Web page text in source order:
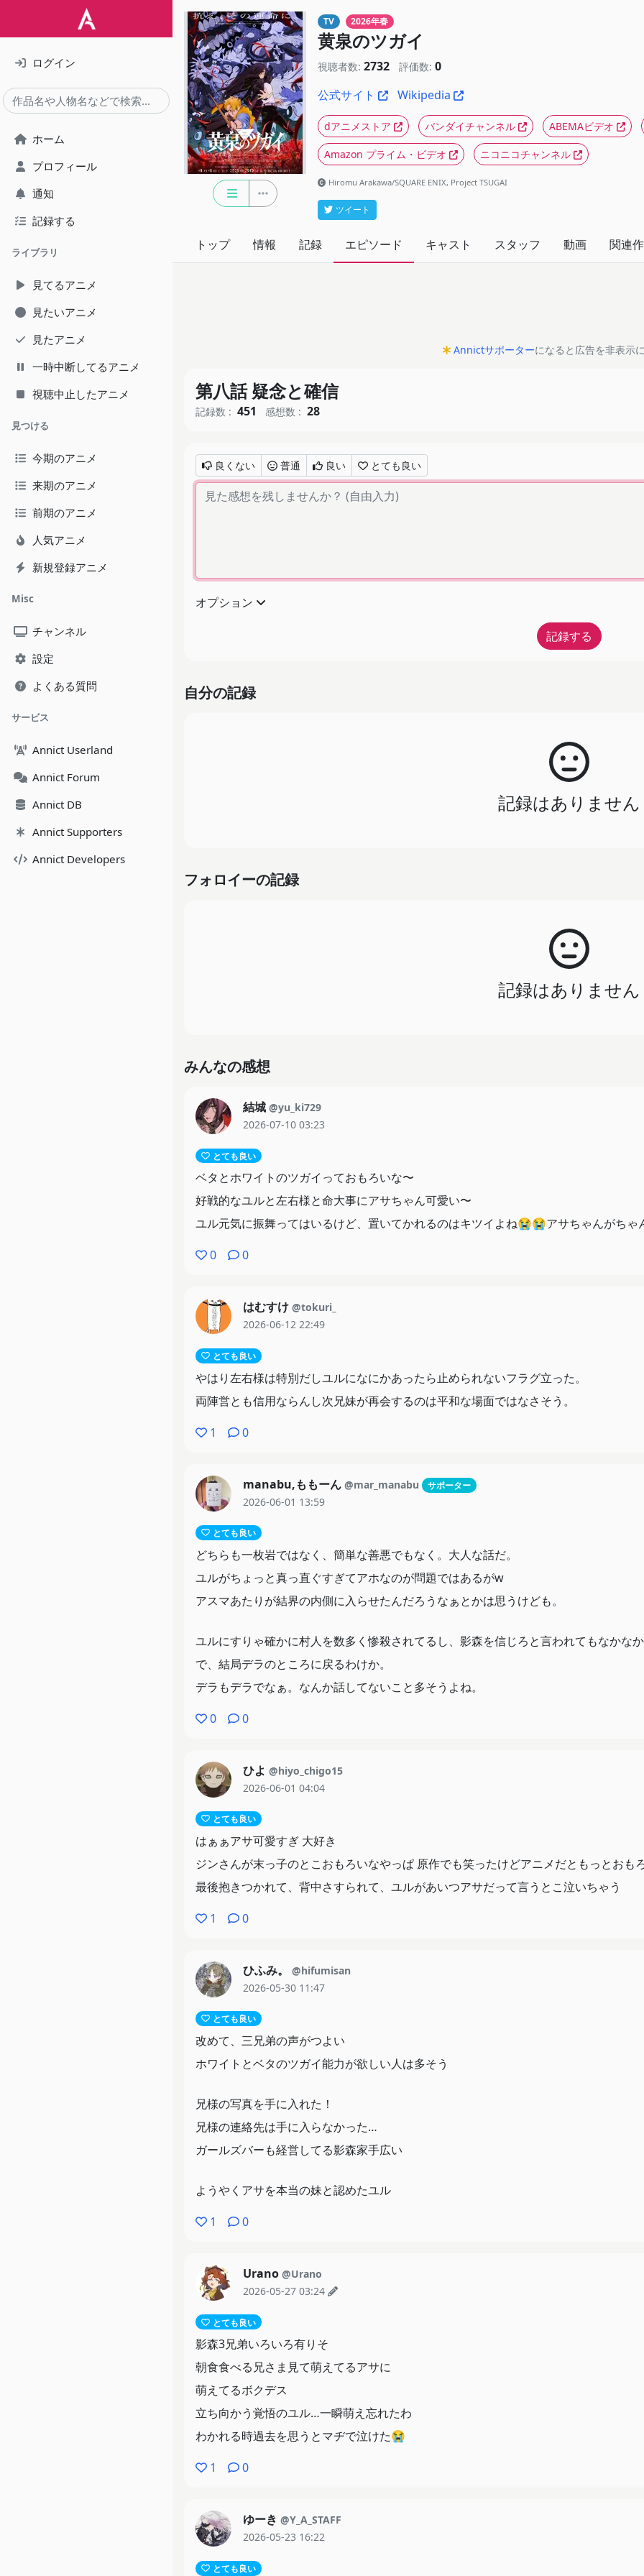
ログイン
ホーム
プロフィール
通知
記録する
ライブラリ
見てるアニメ
見たいアニメ
見たアニメ
一時中断してるアニメ
視聴中止したアニメ
見つける
今期のアニメ
来期のアニメ
前期のアニメ
人気アニメ
新規登録アニメ
Misc
チャンネル
設定
よくある質問
サービス
Annict Userland
Annict Forum
Annict DB
Annict Supporters
Annict Developers
TV 2026年春
黄泉のツガイ
視聴者数: 2732 評価数: 0
公式サイト
Wikipedia
dアニメストア バンダイチャンネル ABEMAビデオ
Amazon プライム・ビデオ ニコニコチャンネル
Hiromu Arakawa/SQUARE ENIX, Project TSUGAI
ツイート
トップ 情報 記録 エピソード キャスト スタッフ 動画 関連
Annictサポーターになると広告を非表示
第八話 疑念と確信
記録数 : 451 感想数 : 28
良くない 普通 良い とても良い
オプション
自分の記録
記録はありません
フォロイーの記録
記録はありません
みんなの感想
結城 @yu_ki729
2026-07-10 03:23
とても良い
ベタとホワイトのツガイっておもろいな〜
好戦的なユルと左右様と命大事にアサちゃん可愛い〜
ユル元気に振舞ってはいるけど、置いてかれるのはキツイよね😭😭アサちゃんがち
0
0
はむすけ @tokuri_
2026-06-12 22:49
とても良い
やはり左右様は特別だしユルになにかあったら止められないフラグ立った。
両陣営とも信用ならんし次兄妹が再会するのは平和な場面ではなさそう。
1
0
manabu,ももーん @mar_manabu サポーター
2026-06-01 13:59
とても良い
どちらも一枚岩ではなく、簡単な善悪でもなく。大人な話だ。
ユルがちょっと真っ直ぐすぎてアホなのが問題ではあるがw
アスマあたりが結界の内側に入らせたんだろうなぁとかは思うけども。
ユルにすりゃ確かに村人を数多く惨殺されてるし、影森を信じろと言われてもなかなか
で、結局デラのところに戻るわけか。
デラもデラでなぁ。なんか話してないこと多そうよね。
0
0
ひよ @hiyo_chigo15
2026-06-01 04:04
とても良い
はぁぁアサ可愛すぎ 大好き
ジンさんが末っ子のとこおもろいなやっぱ 原作でも笑ったけどアニメだともっとおも
最後抱きつかれて、背中さすられて、ユルがあいつアサだって言うとこ泣いちゃう
1
0
ひふみ。
@hifumisan
2026-05-30 11:47
とても良い
改めて、三兄弟の声がつよい
ホワイトとベタのツガイ能力が欲しい人は多そう
兄様の写真を手に入れた！
兄様の連絡先は手に入らなかった…
ガールズバーも経営してる影森家手広い
ようやくアサを本当の妹と認めたユル
1
0
Urano @Urano
2026-05-27 03:24
とても良い
影森3兄弟いろいろ有りそ
朝食食べる兄さま見て萌えてるアサに
萌えてるボクデス
立ち向かう覚悟のユル…一瞬萌え忘れたわ
わかれる時過去を思うとマヂで泣けた😭
1
0
ゆーき @Y_A_STAFF
2026-05-23 16:22
とても良い